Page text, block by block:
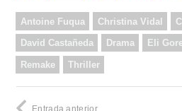
Antoine Fuqua Christina Vidal
David Castañeda Drama Eli
Remake Thriller